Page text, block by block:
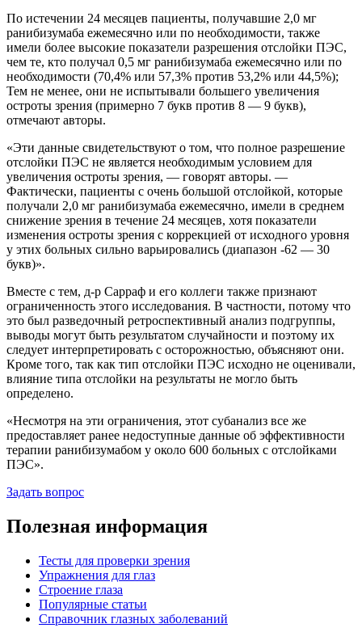
По истечении 24 месяцев пациенты, получавшие 2,0 мг
ранибизумаба ежемесячно или по необходимости, также
имели более высокие показатели разрешения отслойки ПЭС,
чем те, кто получал 0,5 мг ранибизумаба ежемесячно или по
необходимости (70,4% или 57,3% против 53,2% или 44,5%);
Тем не менее, они не испытывали большего увеличения
остроты зрения (примерно 7 букв против 8 — 9 букв),
отмечают авторы.
«Эти данные свидетельствуют о том, что полное разрешение
отслойки ПЭС не является необходимым условием для
увеличения остроты зрения, — говорят авторы. —
Фактически, пациенты с очень большой отслойкой, которые
получали 2,0 мг ранибизумаба ежемесячно, имели в среднем
снижение зрения в течение 24 месяцев, хотя показатели
изменения остроты зрения с коррекцией от исходного уровня
у этих больных сильно варьировались (диапазон -62 — 30
букв)».
Вместе с тем, д-р Сарраф и его коллеги также признают
ограниченность этого исследования. В частности, потому что
это был разведочный ретроспективный анализ подгруппы,
выводы могут быть результатом случайности и поэтому их
следует интерпретировать с осторожностью, объясняют они.
Кроме того, так как тип отслойки ПЭС исходно не оценивали,
влияние типа отслойки на результаты не могло быть
определено.
«Несмотря на эти ограничения, этот субанализ все же
предоставляет ранее недоступные данные об эффективности
терапии ранибизумабом у около 600 больных с отслойками
ПЭС».
Задать вопрос
Полезная информация
Тесты для проверки зрения
Упражнения для глаз
Строение глаза
Популярные статьи
Справочник глазных заболеваний